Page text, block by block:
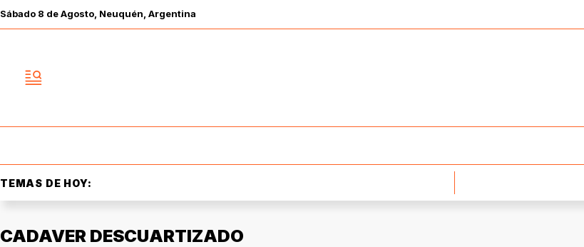
Sábado 8 deAgosto , Neuquén, Argentina
TEMAS DE HOY:
CADAVER DESCUARTIZADO